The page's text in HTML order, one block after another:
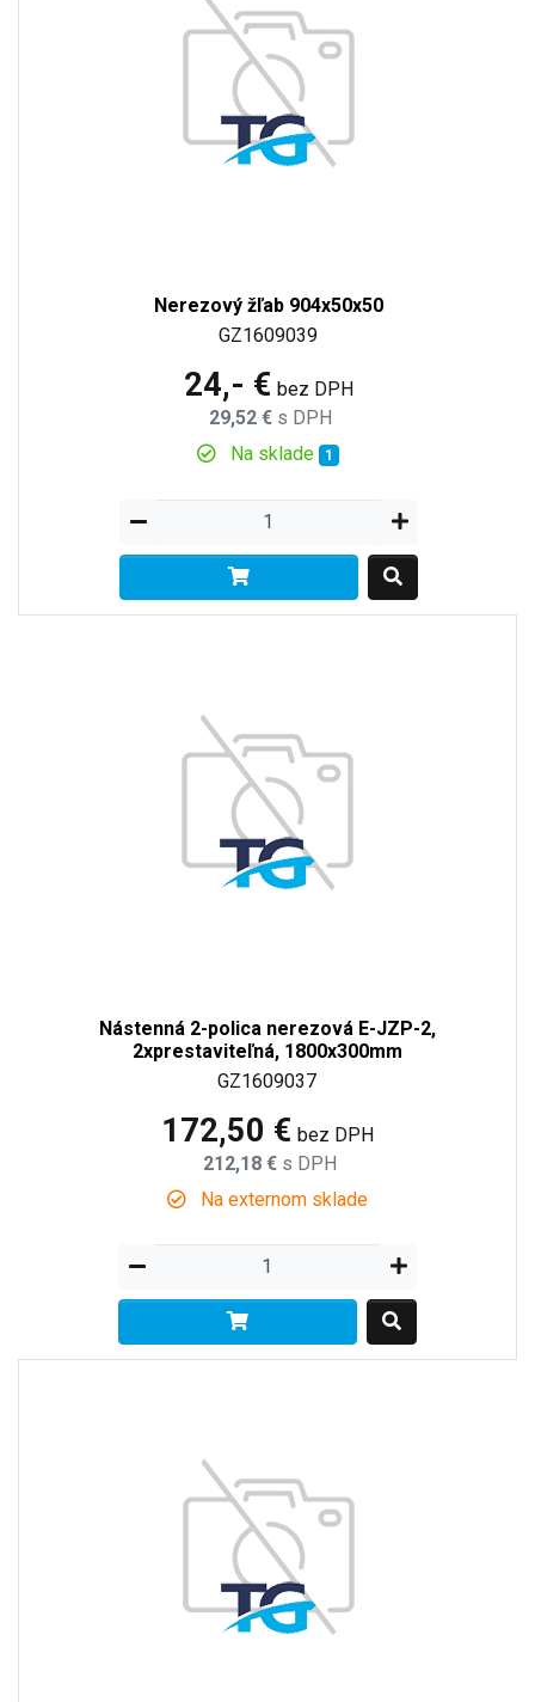
Nerezový žľab 904x50x50
GZ1609039
24,- € bez DPH
29,52 € s DPH
Na sklade 1
Nástenná 2-polica nerezová E-JZP-2,
2xprestaviteľná, 1800x300mm
GZ1609037
172,50 € bez DPH
212,18 € s DPH
Na externom sklade